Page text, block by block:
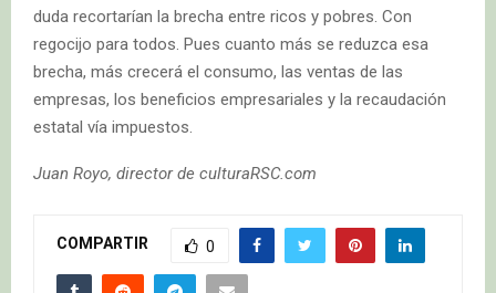
duda recortarían la brecha entre ricos y pobres. Con
regocijo para todos. Pues cuanto más se reduzca esa
brecha, más crecerá el consumo, las ventas de las
empresas, los beneficios empresariales y la recaudación
estatal vía impuestos.
Juan Royo, director de culturaRSC.com
COMPARTIR 0